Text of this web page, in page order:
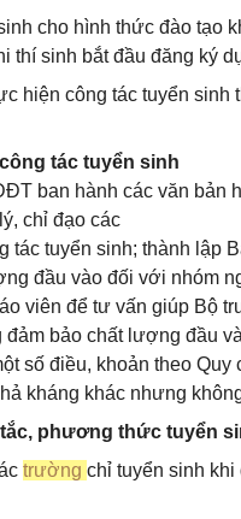
cho hình thức đào tạo
thí sinh bắt đầu đăng ký
hiện công tác tuyển sinh
tác tuyển sinh
ban hành các văn bản
chỉ đạo các
tác tuyển sinh; thành lập
đầu vào đối với nhóm
viên để tư vấn giúp Bộ
bảo chất lượng đầu
số điều, khoản theo
kháng khác nhưng
phương thức tuyển
trường chỉ tuyển sinh